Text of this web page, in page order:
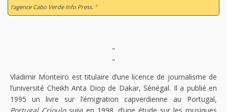
l'agence Cabo Verde Info Press. ”
"
"
Vladimir Monteiro est titulaire d’une licence de journalisme de
l’université Cheikh Anta Diop de Dakar, Sénégal. Il a publié en
1995 un livre sur l’émigration capverdienne au Portugal,